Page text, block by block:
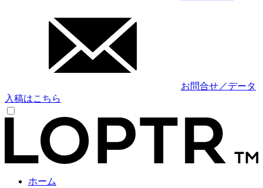
お問合せ／データ
入稿はこちら
ホーム